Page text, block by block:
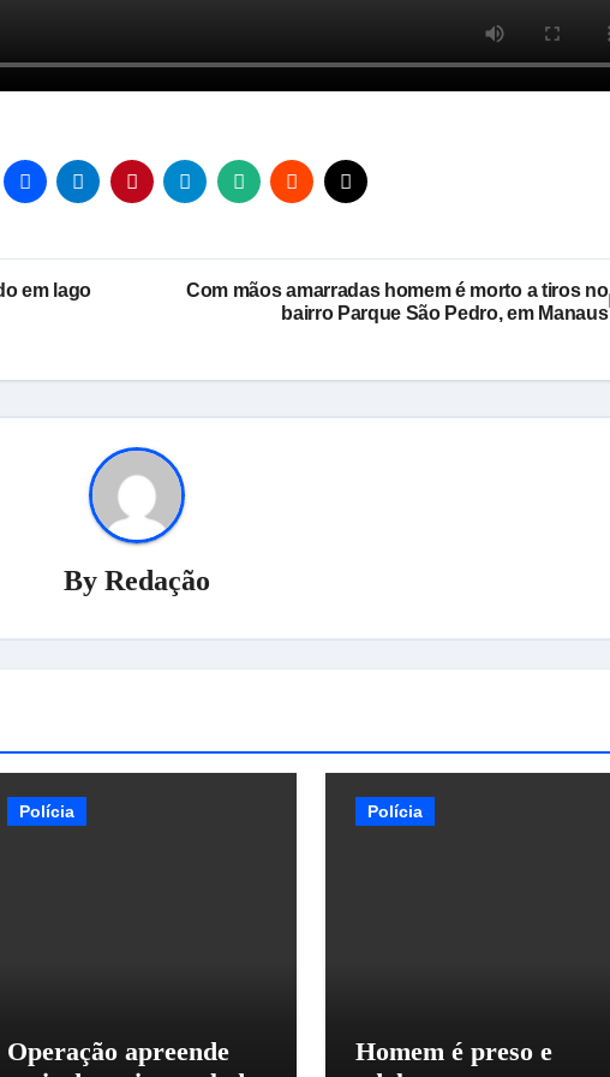
em lago
Com mãos amarradas homem é morto a tiros no
bairro Parque São Pedro, em Manaus
By Redação
Polícia
Operação apreende
Polícia
Homem é preso e